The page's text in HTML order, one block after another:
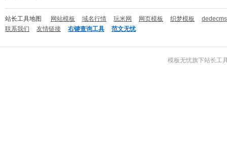
站长工具地图 网站模板 域名行情 玩米网 网页模板 织梦模板
联系我们
友情链接 右键查询工具 范文无忧
模板无忧旗下站长工